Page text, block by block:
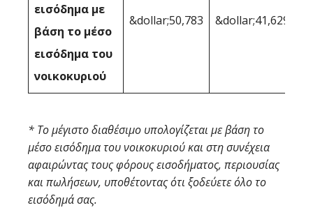
εισόδημα με
βάση το μέσο
εισόδημα του
νοικοκυριού
&dollar;50,783 &dollar;41,629
* Το μέγιστο διαθέσιμο υπολογίζεται με βάση το
μέσο εισόδημα του νοικοκυριού και στη συνέχεια
αφαιρώντας τους φόρους εισοδήματος, περιουσίας
και πωλήσεων, υποθέτοντας ότι ξοδεύετε όλο το
εισόδημά σας.